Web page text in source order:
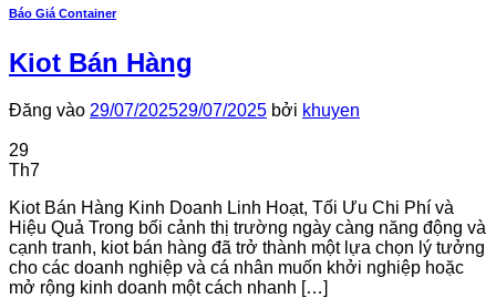
Báo Giá Container
Kiot Bán Hàng
Đăng vào 29/07/202529/07/2025 bởi khuyen
29
Th7
Kiot Bán Hàng Kinh Doanh Linh Hoạt, Tối Ưu Chi Phí và
Hiệu Quả Trong bối cảnh thị trường ngày càng năng động và
cạnh tranh, kiot bán hàng đã trở thành một lựa chọn lý tưởng
cho các doanh nghiệp và cá nhân muốn khởi nghiệp hoặc
mở rộng kinh doanh một cách nhanh […]